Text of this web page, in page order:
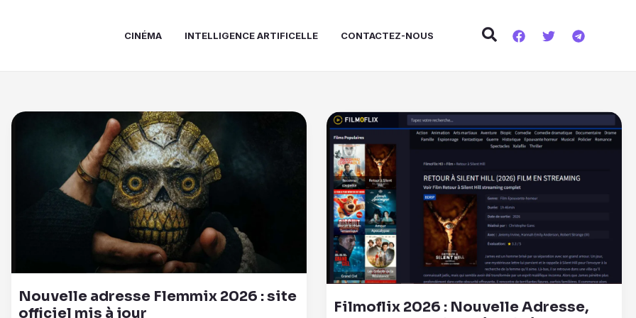
CINÉMA INTELLIGENCE ARTIFICELLE CONTACTEZ-NOUS Rechercher
Nouvelle adresse Flemmix 2026 : site
officiel mis à jour
Filmoflix 2026 : Nouvelle Adresse,